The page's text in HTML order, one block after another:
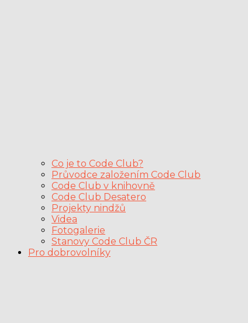
Co je to Code Club?
Průvodce založením Code Club
Code Club v knihovně
Code Club Desatero
Projekty nindžů
Videa
Fotogalerie
Stanovy Code Club ČR
Pro dobrovolníky